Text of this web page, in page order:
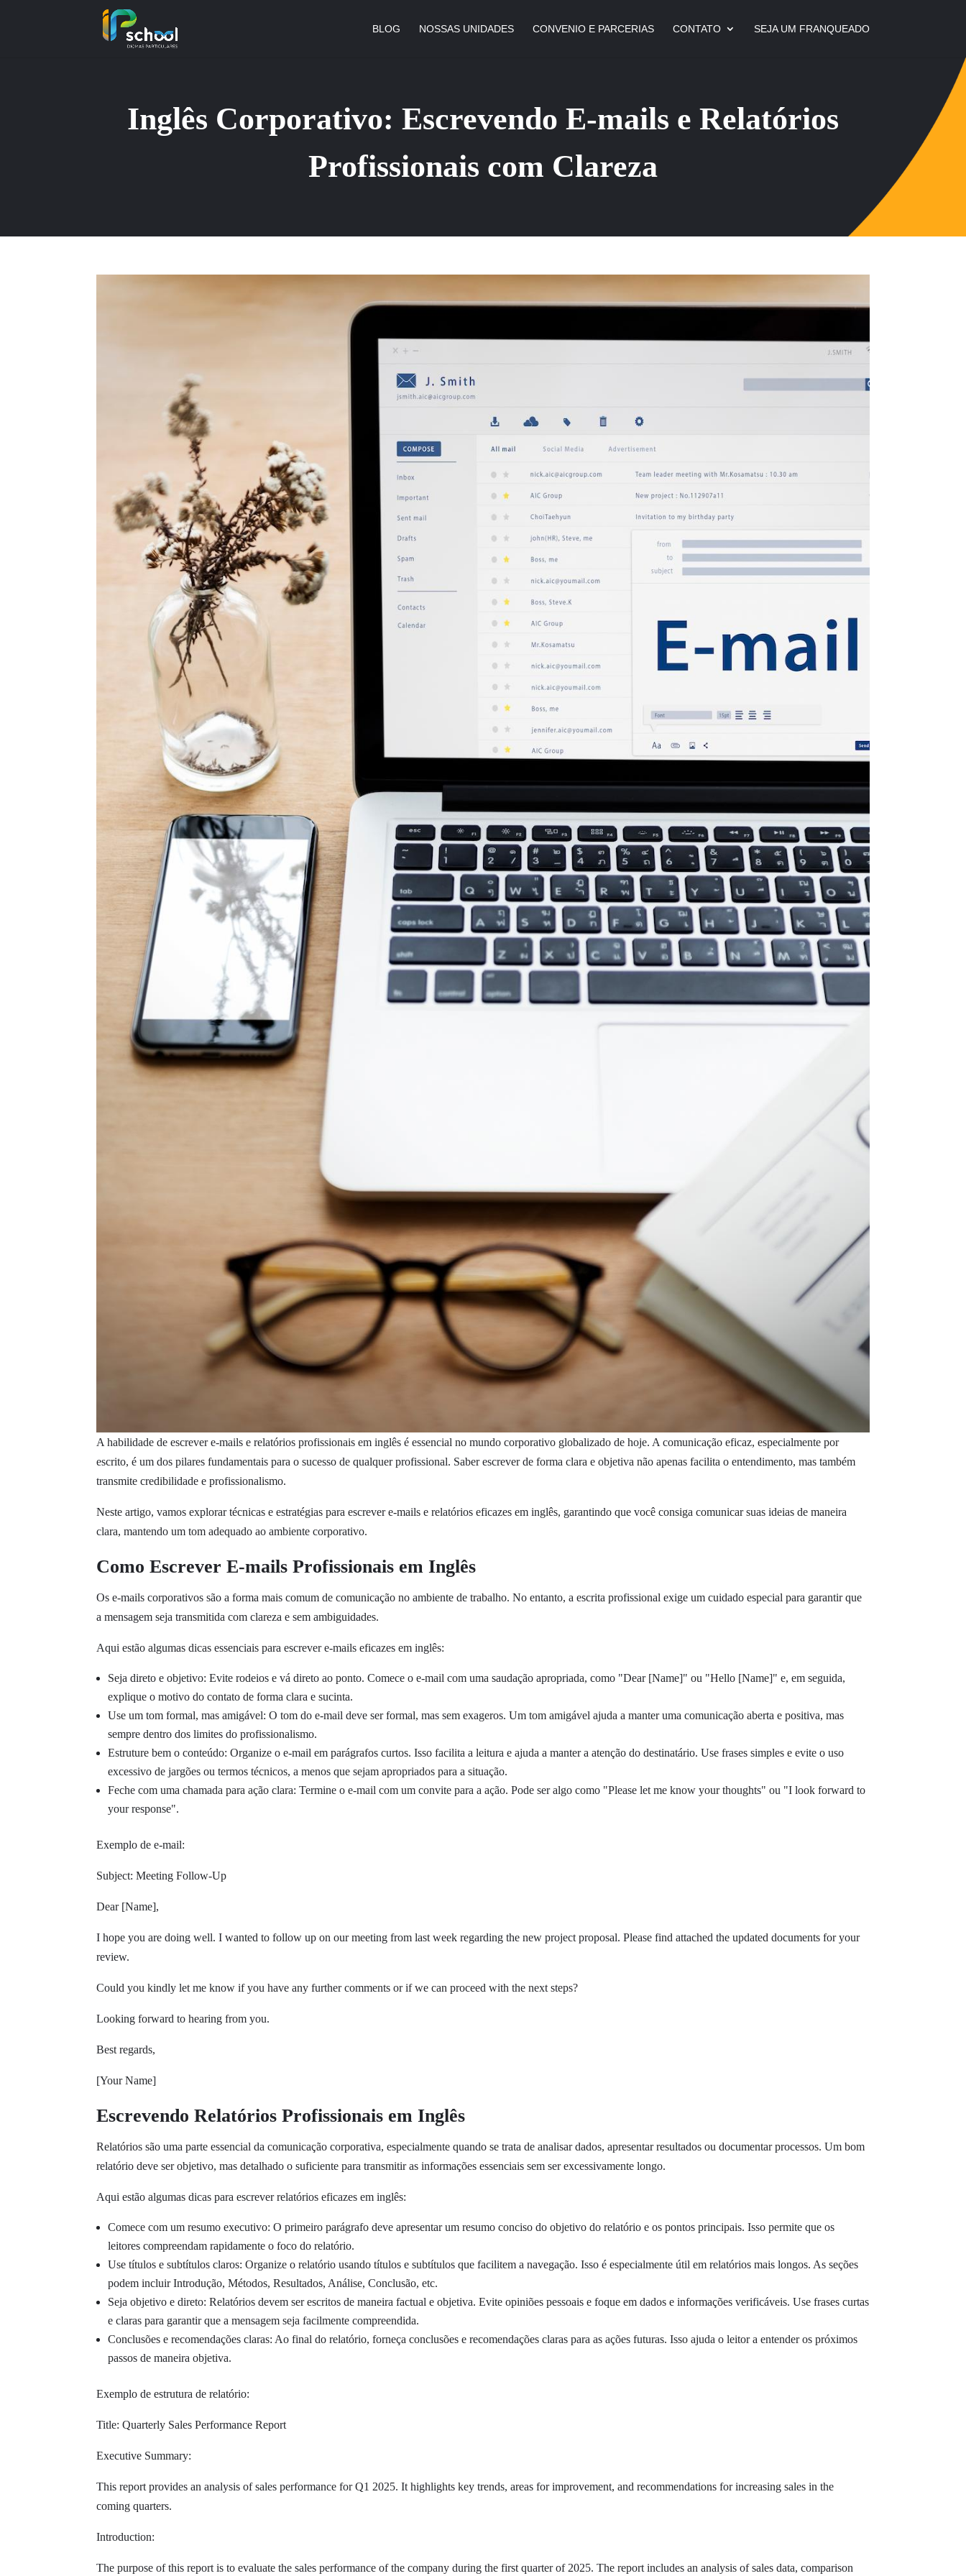
BLOG NOSSAS UNIDADES CONVENIO E PARCERIAS CONTATO SEJA UM FRANQUEADO
Inglês Corporativo: Escrevendo E-mails e Relatórios
Profissionais com Clareza
A habilidade de escrever e-mails e relatórios profissionais em inglês é essencial no mundo corporativo globalizado de hoje. A comunicação eficaz, especialmente por
escrito, é um dos pilares fundamentais para o sucesso de qualquer profissional. Saber escrever de forma clara e objetiva não apenas facilita o entendimento, mas também
transmite credibilidade e profissionalismo.
Neste artigo, vamos explorar técnicas e estratégias para escrever e-mails e relatórios eficazes em inglês, garantindo que você consiga comunicar suas ideias de maneira
clara, mantendo um tom adequado ao ambiente corporativo.
Como Escrever E-mails Profissionais em Inglês
Os e-mails corporativos são a forma mais comum de comunicação no ambiente de trabalho. No entanto, a escrita profissional exige um cuidado especial para garantir que
a mensagem seja transmitida com clareza e sem ambiguidades.
Aqui estão algumas dicas essenciais para escrever e-mails eficazes em inglês:
Seja direto e objetivo: Evite rodeios e vá direto ao ponto. Comece o e-mail com uma saudação apropriada, como "Dear [Name]" ou "Hello [Name]" e, em seguida,
explique o motivo do contato de forma clara e sucinta.
Use um tom formal, mas amigável: O tom do e-mail deve ser formal, mas sem exageros. Um tom amigável ajuda a manter uma comunicação aberta e positiva, mas
sempre dentro dos limites do profissionalismo.
Estruture bem o conteúdo: Organize o e-mail em parágrafos curtos. Isso facilita a leitura e ajuda a manter a atenção do destinatário. Use frases simples e evite o uso
excessivo de jargões ou termos técnicos, a menos que sejam apropriados para a situação.
Feche com uma chamada para ação clara: Termine o e-mail com um convite para a ação. Pode ser algo como "Please let me know your thoughts" ou "I look forward to
your response".
Exemplo de e-mail:
Subject: Meeting Follow-Up
Dear [Name],
I hope you are doing well. I wanted to follow up on our meeting from last week regarding the new project proposal. Please find attached the updated documents for your
review.
Could you kindly let me know if you have any further comments or if we can proceed with the next steps?
Looking forward to hearing from you.
Best regards,
[Your Name]
Escrevendo Relatórios Profissionais em Inglês
Relatórios são uma parte essencial da comunicação corporativa, especialmente quando se trata de analisar dados, apresentar resultados ou documentar processos. Um bom
relatório deve ser objetivo, mas detalhado o suficiente para transmitir as informações essenciais sem ser excessivamente longo.
Aqui estão algumas dicas para escrever relatórios eficazes em inglês:
Comece com um resumo executivo: O primeiro parágrafo deve apresentar um resumo conciso do objetivo do relatório e os pontos principais. Isso permite que os
leitores compreendam rapidamente o foco do relatório.
Use títulos e subtítulos claros: Organize o relatório usando títulos e subtítulos que facilitem a navegação. Isso é especialmente útil em relatórios mais longos. As seções
podem incluir Introdução, Métodos, Resultados, Análise, Conclusão, etc.
Seja objetivo e direto: Relatórios devem ser escritos de maneira factual e objetiva. Evite opiniões pessoais e foque em dados e informações verificáveis. Use frases curtas
e claras para garantir que a mensagem seja facilmente compreendida.
Conclusões e recomendações claras: Ao final do relatório, forneça conclusões e recomendações claras para as ações futuras. Isso ajuda o leitor a entender os próximos
passos de maneira objetiva.
Exemplo de estrutura de relatório:
Title: Quarterly Sales Performance Report
Executive Summary:
This report provides an analysis of sales performance for Q1 2025. It highlights key trends, areas for improvement, and recommendations for increasing sales in the
coming quarters.
Introduction:
The purpose of this report is to evaluate the sales performance of the company during the first quarter of 2025. The report includes an analysis of sales data, comparison